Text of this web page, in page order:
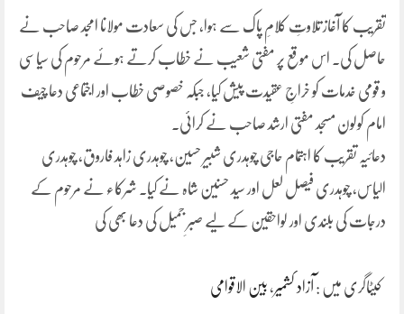
تقریب کا آغاز تلاوتِ کلامِ پاک سے ہوا، جس کی سعادت مولانا امجد صاحب نے
حاصل کی۔ اس موقع پر مفتی شعیب نے خطاب کرتے ہوئے مرحوم کی سیاسی
و قومی خدمات کو خراجِ عقیدت پیش کیا، جبکہ خصوصی خطاب اور اجتماعی دعا چیف
امام کولون مسجد مفتی ارشد صاحب نے کرائی۔
دعائیہ تقریب کا اہتمام حاجی چوہدری شبیر حسین، چوہدری زاہد فاروق، چوہدری
الیاس، چوہدری فیصل لعل اور سید حسنین شاہ نے کیا۔ شرکاء نے مرحوم کے
درجات کی بلندی اور لواحقین کے لیے صبرِ جمیل کی دعا بھی کی
کیٹاگری میں : آزاد کشمیر ، بین الاقوامی